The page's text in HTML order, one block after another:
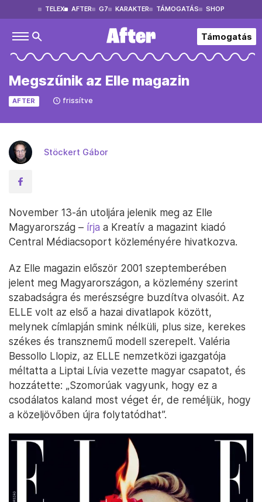
TELEX AFTER G7 KARAKTER TÁMOGATÁS SHOP
Támogatás
Megszűnik az Elle magazin
AFTER frissítve
Stöckert Gábor
November 13-án utoljára jelenik meg az Elle
Magyarország – írja a Kreatív a magazint kiadó
Central Médiacsoport közleményére hivatkozva.
Az Elle magazin először 2001 szeptemberében
jelent meg Magyarországon, a közlemény szerint
szabadságra és merészségre buzdítva olvasóit. Az
ELLE volt az első a hazai divatlapok között,
melynek címlapján smink nélküli, plus size, kerekes
székes és transznemű modell szerepelt. Valéria
Bessollo Llopiz, az ELLE nemzetközi igazgatója
méltatta a Liptai Lívia vezette magyar csapatot, és
hozzátette: „Szomorúak vagyunk, hogy ez a
csodálatos kaland most véget ér, de reméljük, hogy
a közeljövőben újra folytatódhat”.